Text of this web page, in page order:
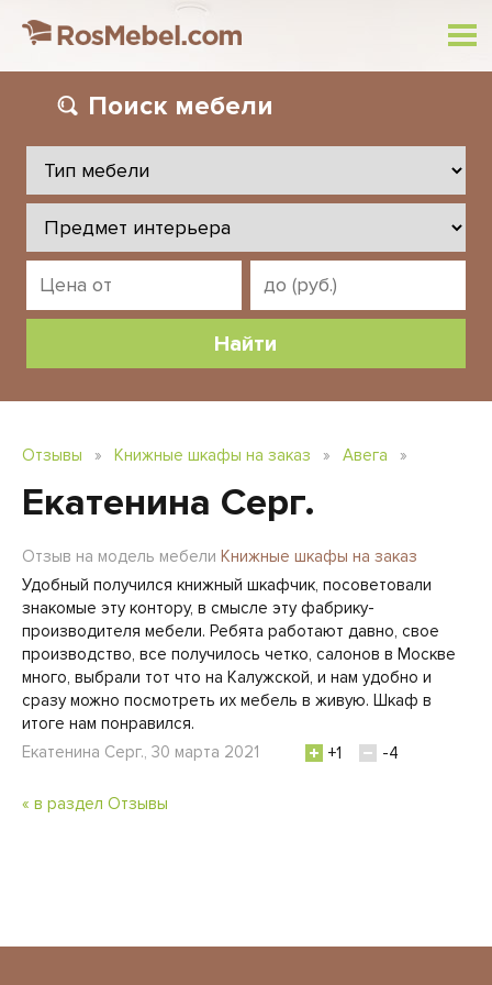
Поиск мебели
Отзывы » Книжные шкафы на заказ » Авега »
Екатенина Серг.
Отзыв на модель мебели Книжные шкафы на заказ
Удобный получился книжный шкафчик, посоветовали
знакомые эту контору, в смысле эту фабрику-
производителя мебели. Ребята работают давно, свое
производство, все получилось четко, салонов в Москве
много, выбрали тот что на Калужской, и нам удобно и
сразу можно посмотреть их мебель в живую. Шкаф в
итоге нам понравился.
Екатенина Серг., 30 марта 2021
+1 -4
« в раздел Отзывы